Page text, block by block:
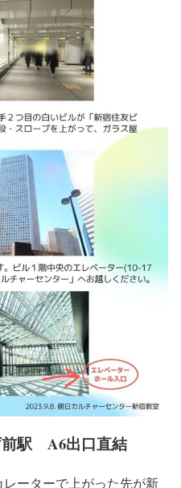
前駅 A6出口直結
ーターで上がった先が新